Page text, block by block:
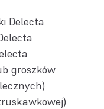
Delecta
groszków